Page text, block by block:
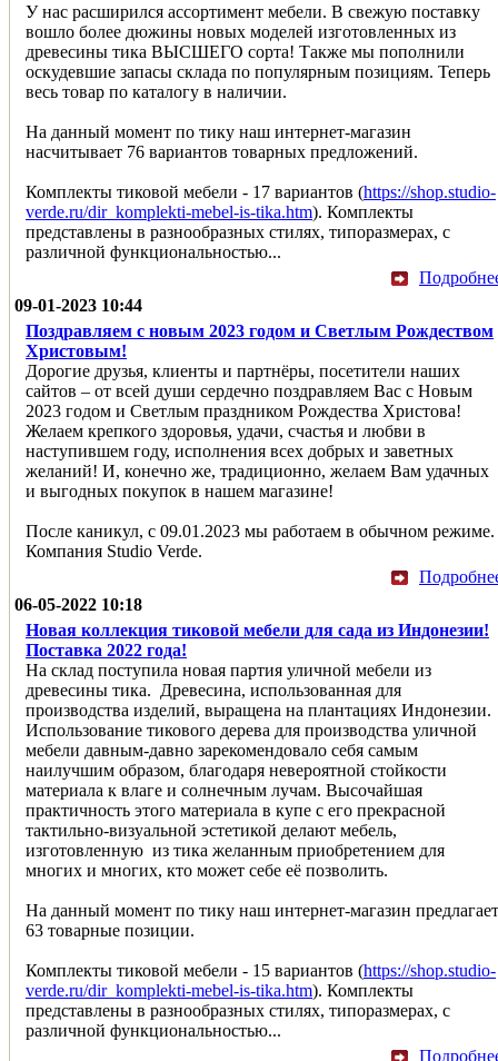
У нас расширился ассортимент мебели. В свежую поставку
вошло более дюжины новых моделей изготовленных из
древесины тика ВЫСШЕГО сорта! Также мы пополнили
оскудевшие запасы склада по популярным позициям. Теперь
весь товар по каталогу в наличии.
На данный момент по тику наш интернет-магазин
насчитывает 76 вариантов товарных предложений.
Комплекты тиковой мебели - 17 вариантов (https://shop.studio-
verde.ru/dir_komplekti-mebel-is-tika.htm). Комплекты
представлены в разнообразных стилях, типоразмерах, с
различной функциональностью...
09-01-2023 10:44
Поздравляем с новым 2023 годом и Светлым Рождеством
Христовым!
Дорогие друзья, клиенты и партнёры, посетители наших
сайтов – от всей души сердечно поздравляем Вас с Новым
2023 годом и Светлым праздником Рождества Христова!
Желаем крепкого здоровья, удачи, счастья и любви в
наступившем году, исполнения всех добрых и заветных
желаний! И, конечно же, традиционно, желаем Вам удачных
и выгодных покупок в нашем магазине!
После каникул, с 09.01.2023 мы работаем в обычном режиме.
Компания Studio Verde.
06-05-2022 10:18
Новая коллекция тиковой мебели для сада из Индонезии!
Поставка 2022 года!
На склад поступила новая партия уличной мебели из
древесины тика. Древесина, использованная для
производства изделий, выращена на плантациях Индонезии.
Использование тикового дерева для производства уличной
мебели давным-давно зарекомендовало себя самым
наилучшим образом, благодаря невероятной стойкости
материала к влаге и солнечным лучам. Высочайшая
практичность этого материала в купе с его прекрасной
тактильно-визуальной эстетикой делают мебель,
изготовленную из тика желанным приобретением для
многих и многих, кто может себе её позволить.
На данный момент по тику наш интернет-магазин предлагает
63 товарные позиции.
Комплекты тиковой мебели - 15 вариантов (https://shop.studio-
verde.ru/dir_komplekti-mebel-is-tika.htm). Комплекты
представлены в разнообразных стилях, типоразмерах, с
различной функциональностью...